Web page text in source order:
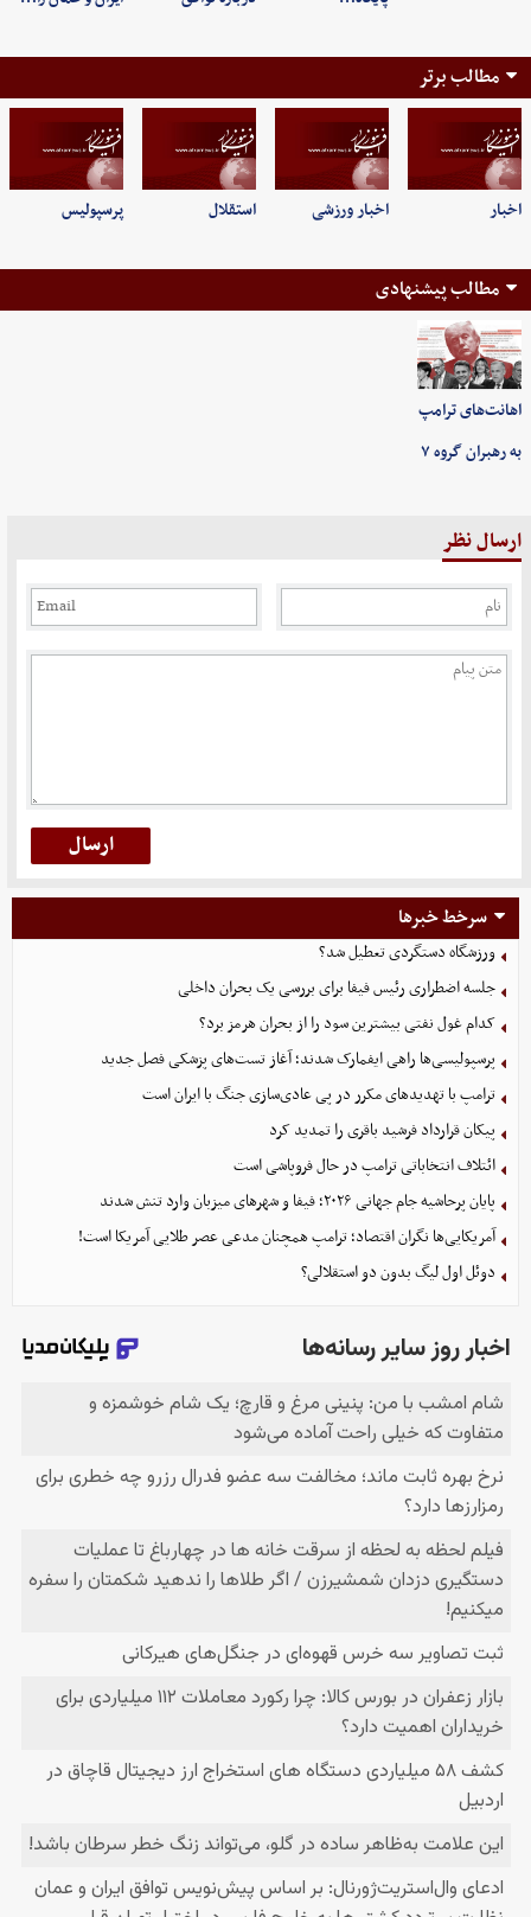
مطالب برتر
اخبار اخبار ورزشی استقلال پرسپولیس
مطالب پیشنهادی
اهانت‌های ترامپ
به رهبران گروه ۷
ارسال نظر
سرخط خبرها
ورزشگاه دستگردی تعطیل شد؟
جلسه اضطراری رئیس فیفا برای بررسی یک بحران داخلی
کدام غول نفتی بیشترین سود را از بحران هرمز برد؟
پرسپولیسی‌ها راهی ایفمارک شدند؛ آغاز تست‌های پزشکی فصل جدید
ترامپ با تهدیدهای مکرر در پی عادی‌سازی جنگ با ایران است
پیکان قرارداد فرشید باقری را تمدید کرد
ائتلاف انتخاباتی ترامپ در حال فروپاشی است
پایان پرحاشیه جام جهانی ۲۰۲۶؛ فیفا و شهرهای میزبان وارد تنش شدند
آمریکایی‌ها نگران اقتصاد؛ ترامپ همچنان مدعی عصر طلایی آمریکا است!
دوئل اول لیگ بدون دو استقلالی؟